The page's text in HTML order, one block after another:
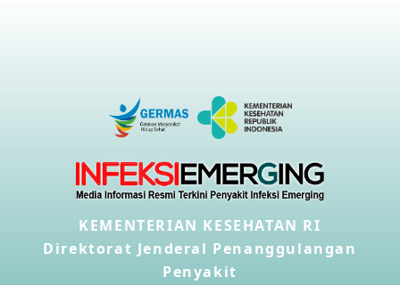
Penyakit virus Hanta di Kapal Pesiar Keberangkatan
04 May 2026
Penyakit Meningokokus di Vietnam
28 Apr 2026
KEMENTERIAN KESEHATAN RI
Direktorat Jenderal Penanggulangan
Penyakit